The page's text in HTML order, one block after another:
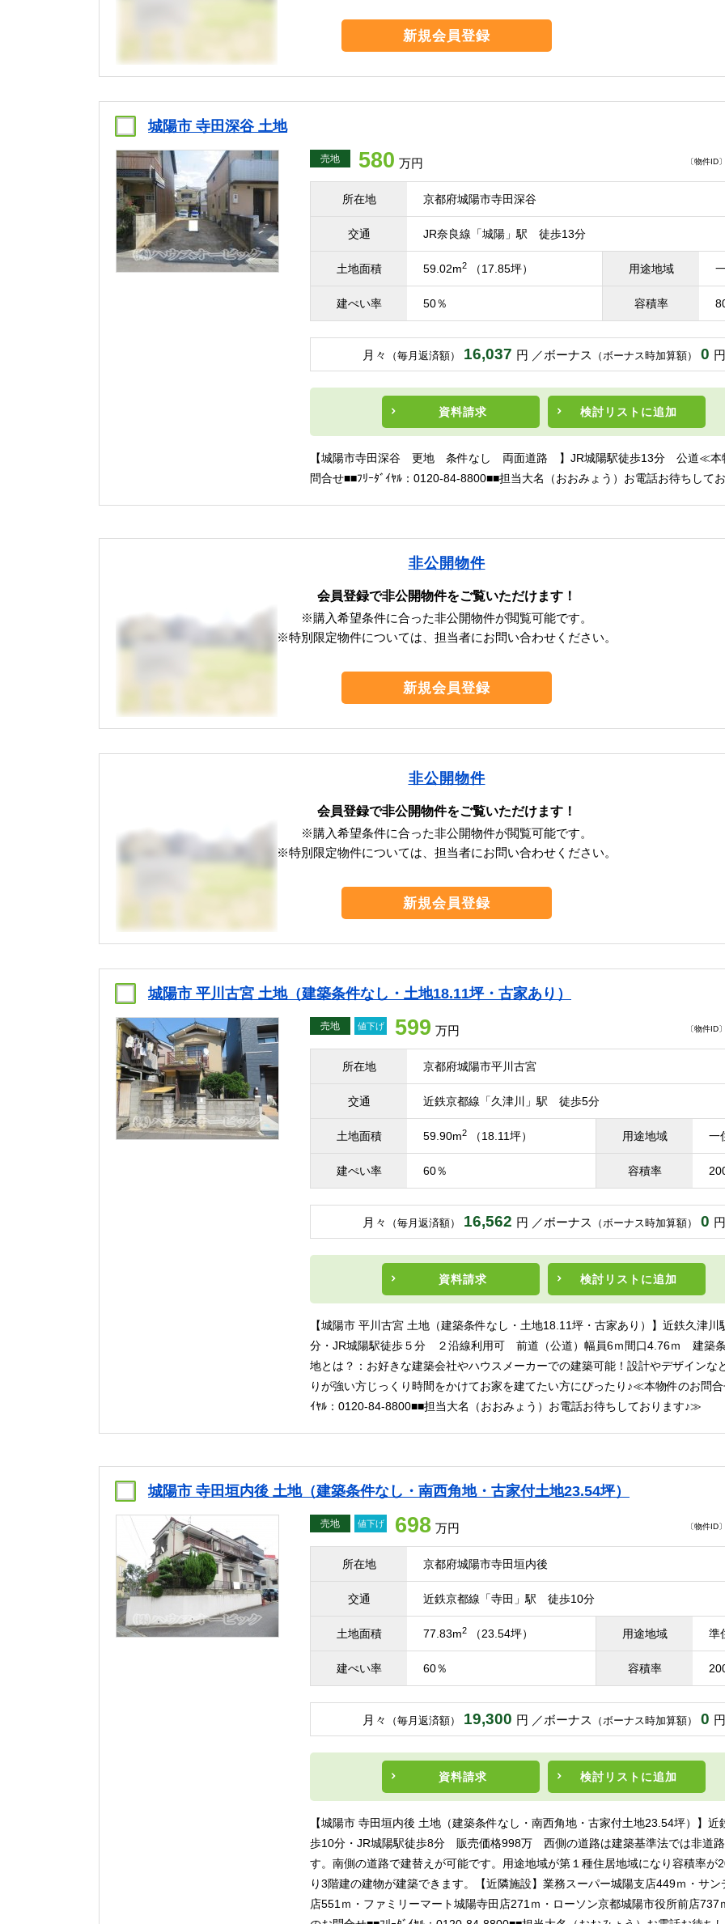
新規会員登録
城陽市 寺田深谷 土地
〔物件ID
売地 580 万円
所在地 京都府城陽市寺田深谷
交通 JR奈良線「城陽」駅 徒歩13分
土地面積 59.02m2 （17.85坪） 用途地域
建ぺい率 50％ 容積率
月々 （毎月返済額） 16,037 円 ボーナス （ボーナス時加算額） 0 円
資料請求 検討リスト に追加
【城陽市寺田深谷 更地 条件なし 両面道路 】JR城陽駅徒歩13分 公道≪本
問合せ■■ﾌﾘｰﾀﾞｲﾔﾙ：0120-84-8800■■担当大名（おおみょう）お電話お待ちして
非公開物件
会員登録で非公開物件をご覧いただけます！
※購入希望条件に合った非公開物件が閲覧可能です。
※特別限定物件については、担当者にお問い合わせください。
新規会員登録
非公開物件
会員登録で非公開物件をご覧いただけます！
※購入希望条件に合った非公開物件が閲覧可能です。
※特別限定物件については、担当者にお問い合わせください。
新規会員登録
城陽市 平川古宮 土地（建築条件なし・土地18.11坪・古家あり）
〔物件ID
売地 値下げ 599 万円
所在地 京都府城陽市平川古宮
交通 近鉄京都線「久津川」駅 徒歩5分
土地面積 59.90m2 （18.11坪） 用途地域 一
建ぺい率 60％ 容積率
月々 （毎月返済額） 16,562 円 ボーナス （ボーナス時加算額） 0 円
資料請求 検討リスト に追加
【城陽市 平川古宮 土地（建築条件なし・土地18.11坪・古家あり）】近鉄久津川
分・JR城陽駅徒歩５分 ２沿線利用可 前道（公道）幅員6ｍ間口4.76ｍ 建築
地とは？：お好きな建築会社やハウスメーカーでの建築可能！設計やデザインな
りが強い方じっくり時間をかけてお家を建てたい方にぴったり♪≪本物件のお問合
ｲﾔﾙ：0120-84-8800■■担当大名（おおみょう）お電話お待ちしております♪≫
城陽市 寺田垣内後 土地（建築条件なし・南西角地・古家付土地23.54坪）
〔物件ID
売地 値下げ 698 万円
所在地 京都府城陽市寺田垣内後
交通 近鉄京都線「寺田」駅 徒歩10分
土地面積 77.83m2 （23.54坪） 用途地域 準
建ぺい率 60％ 容積率
月々 （毎月返済額） 19,300 円 ボーナス （ボーナス時加算額） 0 円
資料請求 検討リスト に追加
【城陽市 寺田垣内後 土地（建築条件なし・南西角地・古家付土地23.54坪）】近
歩10分・JR城陽駅徒歩8分 販売価格998万 西側の道路は建築基準法では非道路
す。南側の道路で建替えが可能です。用途地域が第１種住居地域になり容積率が
り3階建の建物が建築できます。【近隣施設】業務スーパー城陽支店449ｍ・サン
店551ｍ・ファミリーマート城陽寺田店271ｍ・ローソン京都城陽市役所前店